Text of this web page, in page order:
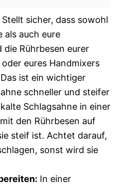
Stellt sicher, dass sowohl
als auch eure
die Rührbesen eurer
eures Handmixers
ist ein wichtiger
schneller und steifer
Schlagsahne in einer
den Rührbesen auf
steif ist. Achtet darauf,
sonst wird sie
In einer